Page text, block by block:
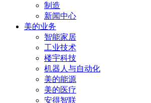
制造
新闻中心
美的业务
智能家居
工业技术
楼宇科技
机器人与自动化
美的能源
美的医疗
安得智联